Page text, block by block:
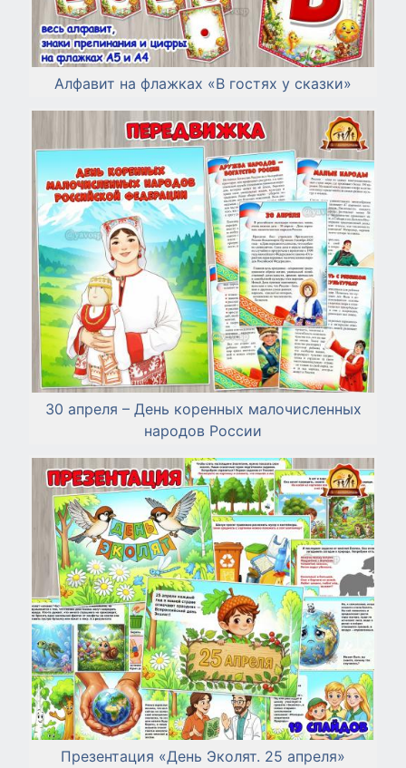
Алфавит на флажках «В гостях у сказки»
30 апреля – День коренных малочисленных
народов России
Презентация «День Эколят. 25 апреля»